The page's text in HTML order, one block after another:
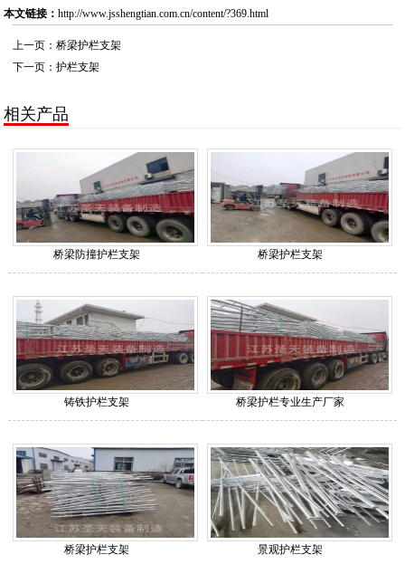
本文链接：http://www.jsshengtian.com.cn/content/?369.html
上一页：桥梁护栏支架
下一页：护栏支架
相关产品
桥梁防撞护栏支架 桥梁护栏支架
铸铁护栏支架 桥梁护栏专业生产厂家
桥梁护栏支架 景观护栏支架